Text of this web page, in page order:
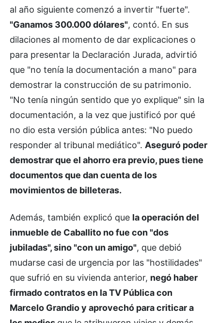
al año siguiente comenzó a invertir "fuerte".
"Ganamos 300.000 dólares", contó. En sus
dilaciones al momento de dar explicaciones o
para presentar la Declaración Jurada, advirtió
que "no tenía la documentación a mano" para
demostrar la construcción de su patrimonio.
"No tenía ningún sentido que yo explique" sin la
documentación, a la vez que justificó por qué
no dio esta versión pública antes: "No puedo
responder al tribunal mediático". Aseguró poder
demostrar que el ahorro era previo, pues tiene
documentos que dan cuenta de los
movimientos de billeteras.
Además, también explicó que la operación del
inmueble de Caballito no fue con "dos
jubiladas", sino "con un amigo", que debió
mudarse casi de urgencia por las "hostilidades"
que sufrió en su vivienda anterior, negó haber
firmado contratos en la TV Pública con
Marcelo Grandio y aprovechó para criticar a